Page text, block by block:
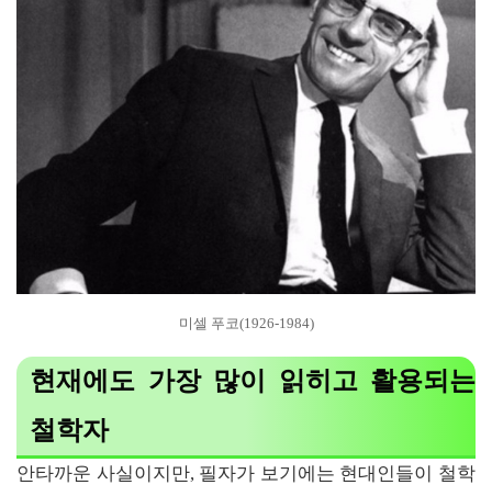
미셀 푸코(1926-1984)
현재에도 가장 많이 읽히고 활용되는
철학자
안타까운 사실이지만, 필자가 보기에는 현대인들이 철학